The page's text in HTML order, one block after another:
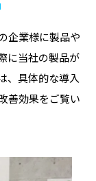
企業様に製品や
に当社の製品が
、具体的な導入
善効果をご覧い